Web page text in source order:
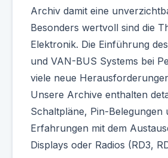
Archiv damit eine
Besonders wertvoll sind die
Elektronik. Die Einführung
und VAN-BUS Systems bei
viele neue
Unsere Archive enthalten
Schaltpläne, Pin-Belegungen
Erfahrungen mit dem
Displays oder Radios (RD3,